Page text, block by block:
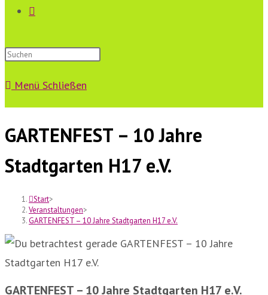
Website-
Suche
Menü Schließen
GARTENFEST – 10 Jahre
Stadtgarten H17 e.V.
Start>
Veranstaltungen>
GARTENFEST – 10 Jahre Stadtgarten H17 e.V.
GARTENFEST – 10 Jahre Stadtgarten H17 e.V.